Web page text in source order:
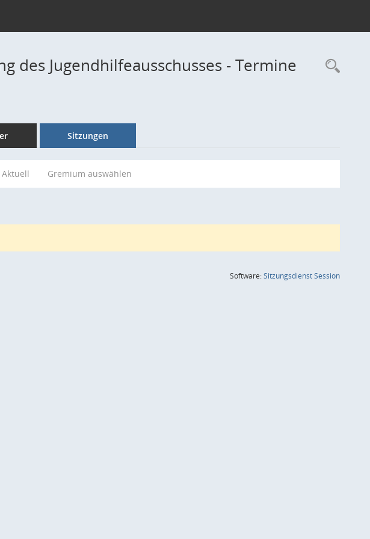
des Jugendhilfeausschusses - Termine
Sitzungen
Aktuell Gremium auswählen
Software:SitzungsdienstSession(Wird in